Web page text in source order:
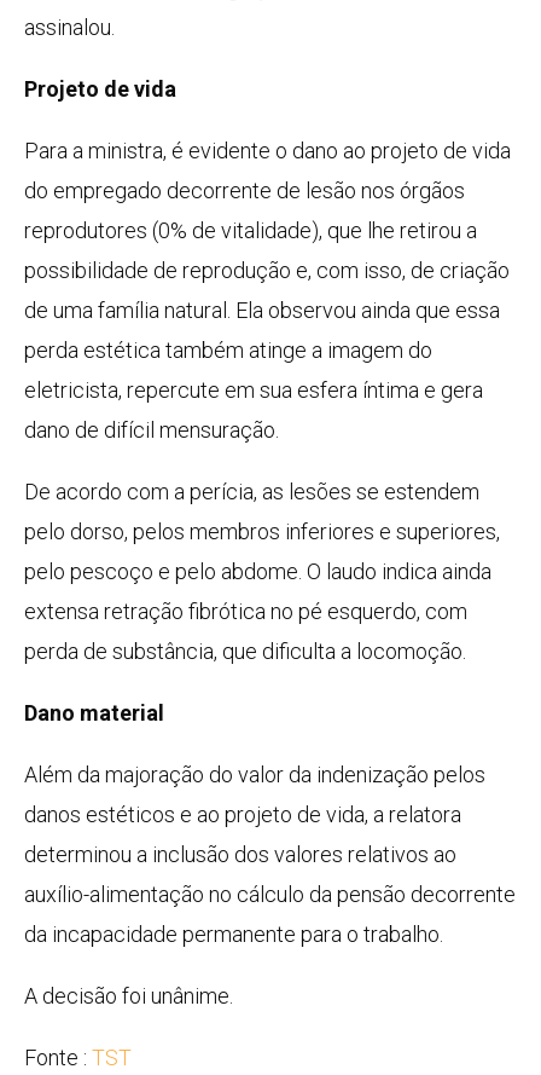
assinalou.
Projeto de vida
Para a ministra, é evidente o dano ao projeto de vida
do empregado decorrente de lesão nos órgãos
reprodutores (0% de vitalidade), que lhe retirou a
possibilidade de reprodução e, com isso, de criação
de uma família natural. Ela observou ainda que essa
perda estética também atinge a imagem do
eletricista, repercute em sua esfera íntima e gera
dano de difícil mensuração.
De acordo com a perícia, as lesões se estendem
pelo dorso, pelos membros inferiores e superiores,
pelo pescoço e pelo abdome. O laudo indica ainda
extensa retração fibrótica no pé esquerdo, com
perda de substância, que dificulta a locomoção.
Dano material
Além da majoração do valor da indenização pelos
danos estéticos e ao projeto de vida, a relatora
determinou a inclusão dos valores relativos ao
auxílio-alimentação no cálculo da pensão decorrente
da incapacidade permanente para o trabalho.
A decisão foi unânime.
Fonte : TST